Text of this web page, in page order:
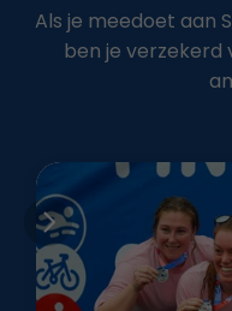
Als je meedoet aan
ben je verzekerd